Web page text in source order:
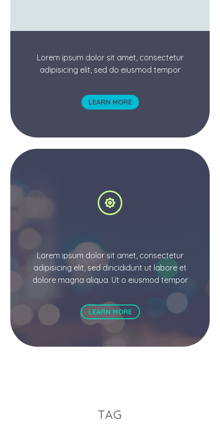
Lorem ipsum dolor sit amet, consectetur
adipisicing elit, sed do eiusmod tempor
LEARN MORE


Lorem ipsum dolor sit amet, consectetur
adipisicing elit, sed dincididunt ut labore et
dolore magna aliqua. Ut o eiusmod tempor
LEARN MORE
TAG